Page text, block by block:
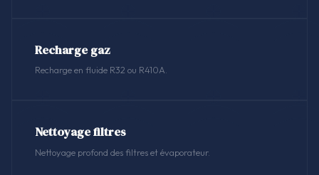
Recharge gaz
Recharge en fluide R32 ou R410A.
Nettoyage filtres
Nettoyage profond des filtres et évaporateur.